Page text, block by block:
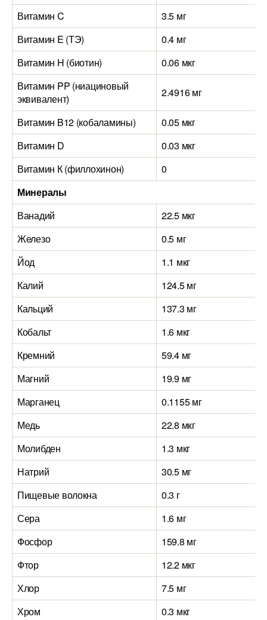
Витамин C
3.5 мг
Витамин E (ТЭ)
0.4 мг
Витамин H (биотин)
0.06 мкг
Витамин PP (ниациновый
эквивалент)
2.4916 мг
Витамин B12 (кобаламины)
0.05 мкг
Витамин D
0.03 мкг
Витамин К (филлохинон)
0
Минералы
Ванадий
22.5 мкг
Железо
0.5 мг
Йод
1.1 мкг
Калий
124.5 мг
Кальций
137.3 мг
Кобальт
1.6 мкг
Кремний
59.4 мг
Магний
19.9 мг
Марганец
0.1155 мг
Медь
22.8 мкг
Молибден
1.3 мкг
Натрий
30.5 мг
Пищевые волокна
0.3 г
Сера
1.6 мг
Фосфор
159.8 мг
Фтор
12.2 мкг
Хлор
7.5 мг
Хром
0.3 мкг